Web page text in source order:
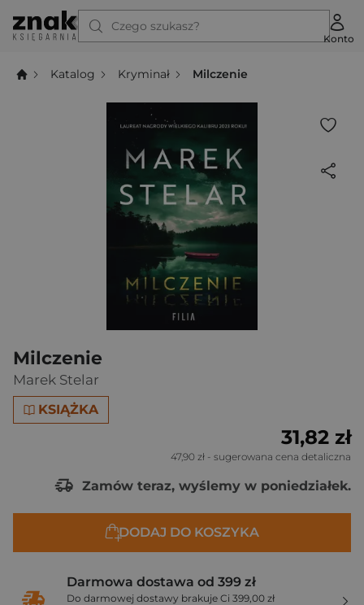
Czego szukasz?
Konto
Katalog Kryminał Milczenie
Milczenie
Marek Stelar
KSIĄŻKA
31,82 zł
47,90 zł - sugerowana cena detaliczna
Zamów teraz, wyślemy w poniedziałek.
DODAJ DO KOSZYKA
Darmowa dostawa od 399 zł
Do darmowej dostawy brakuje Ci 399,00 zł